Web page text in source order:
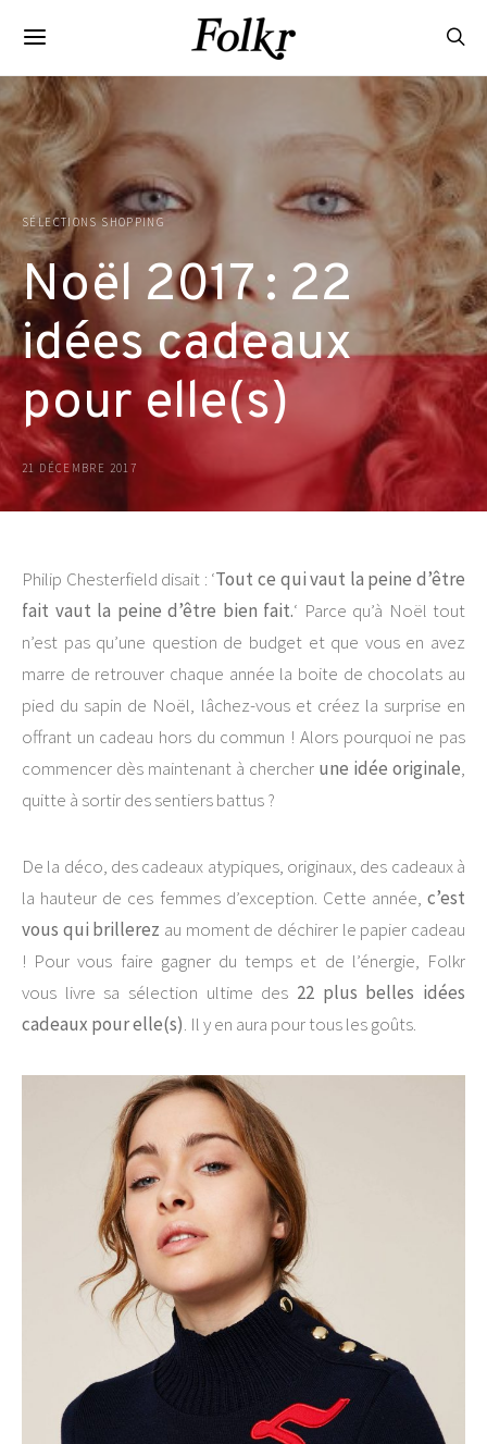
SÉLECTIONS SHOPPING
Noël 2017 : 22
idées cadeaux
pour elle(s)
21 DÉCEMBRE 2017
Philip Chesterfield disait : ‘Tout ce qui vaut la peine d’être
fait vaut la peine d’être bien fait.‘ Parce qu’à Noël tout
n’est pas qu’une question de budget et que vous en avez
marre de retrouver chaque année la boite de chocolats au
pied du sapin de Noël, lâchez-vous et créez la surprise en
offrant un cadeau hors du commun ! Alors pourquoi ne pas
commencer dès maintenant à chercher une idée originale,
quitte à sortir des sentiers battus ?
De la déco, des cadeaux atypiques, originaux, des cadeaux à
la hauteur de ces femmes d’exception. Cette année, c’est
vous qui brillerez au moment de déchirer le papier cadeau
! Pour vous faire gagner du temps et de l’énergie, Folkr
vous livre sa sélection ultime des 22 plus belles idées
cadeaux pour elle(s). Il y en aura pour tous les goûts.